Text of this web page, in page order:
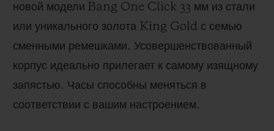
новой модели Bang One Click 33 мм из стали
или уникального золота King Gold с семью
сменными ремешками. Усовершенствованный
корпус идеально прилегает к самому изящному
запястью. Часы способны меняться в
соответствии с вашим настроением.
ОЖИДАЕМЫЙ СРОК ДОСТАВКИ
БЕЗОПАСНАЯ ОПЛАТА
ПОДАРОЧНЫЙ ЧЕХОЛ